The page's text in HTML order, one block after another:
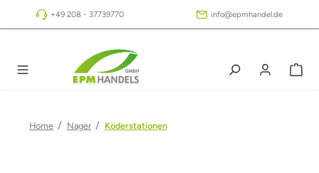
Zum Hauptinhalt springen
+49 208 - 37739770 info@epmhandel.de
Home / Nager / Köderstationen